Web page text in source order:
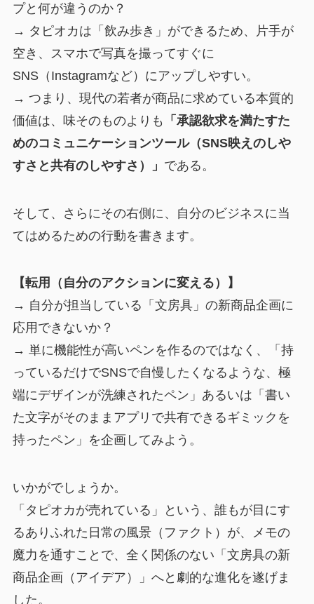
プと何が違うのか？
→ タピオカは「飲み歩き」ができるため、片手が
空き、スマホで写真を撮ってすぐに
SNS（Instagramなど）にアップしやすい。
→ つまり、現代の若者が商品に求めている本質的
価値は、味そのものよりも
「承認欲求を満たすた
めのコミュニケーションツール（SNS映えのしや
すさと共有のしやすさ）」 である。
そして、さらにその右側に、自分のビジネスに当
てはめるための行動を書きます。
【転用（自分のアクションに変える）】
→ 自分が担当している「文房具」の新商品企画に
応用できないか？
→ 単に機能性が高いペンを作るのではなく、「持
っているだけでSNSで自慢したくなるような、極
端にデザインが洗練されたペン」あるいは「書い
た文字がそのままアプリで共有できるギミックを
持ったペン」を企画してみよう。
いかがでしょうか。
「タピオカが売れている」という、誰もが目にす
るありふれた日常の風景（ファクト）が、メモの
魔力を通すことで、全く関係のない「文房具の新
商品企画（アイデア）」へと劇的な進化を遂げま
した。